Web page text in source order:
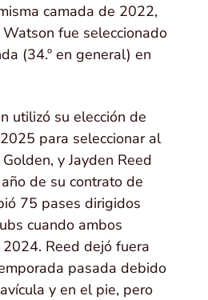
camada de 2022,
fue seleccionado
(34.º en general) en
utilizó su elección de
para seleccionar al
y Jayden Reed
de su contrato de
75 pases dirigidos
cuando ambos
Reed dejó fuera
pasada debido
y en el pie, pero